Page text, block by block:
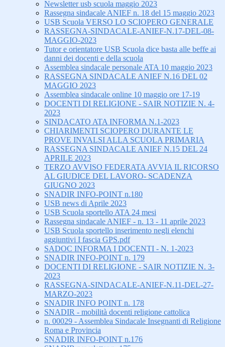
Newsletter usb scuola maggio 2023
Rassegna sindacale ANIEF n. 18 del 15 maggio 2023
USB Scuola VERSO LO SCIOPERO GENERALE
RASSEGNA-SINDACALE-ANIEF-N.17-DEL-08-
MAGGIO-2023
Tutor e orientatore USB Scuola dice basta alle beffe ai
danni dei docenti e della scuola
Assemblea sindacale personale ATA 10 maggio 2023
RASSEGNA SINDACALE ANIEF N.16 DEL 02
MAGGIO 2023
Assemblea sindacale online 10 maggio ore 17-19
DOCENTI DI RELIGIONE - SAIR NOTIZIE N. 4-
2023
SINDACATO ATA INFORMA N.1-2023
CHIARIMENTI SCIOPERO DURANTE LE
PROVE INVALSI ALLA SCUOLA PRIMARIA
RASSEGNA SINDACALE ANIEF N.15 DEL 24
APRILE 2023
TERZO AVVISO FEDERATA AVVIA IL RICORSO
AL GIUDICE DEL LAVORO- SCADENZA
GIUGNO 2023
SNADIR INFO-POINT n.180
USB news di Aprile 2023
USB Scuola sportello ATA 24 mesi
Rassegna sindacale ANIEF - n. 13 - 11 aprile 2023
USB Scuola sportello inserimento negli elenchi
aggiuntivi I fascia GPS.pdf
SADOC INFORMA I DOCENTI - N. 1-2023
SNADIR INFO-POINT n. 179
DOCENTI DI RELIGIONE - SAIR NOTIZIE N. 3-
2023
RASSEGNA-SINDACALE-ANIEF-N.11-DEL-27-
MARZO-2023
SNADIR INFO POINT n. 178
SNADIR - mobilità docenti religione cattolica
n. 00029 - Assemblea Sindacale Insegnanti di Religione
Roma e Provincia
SNADIR INFO-POINT n.176